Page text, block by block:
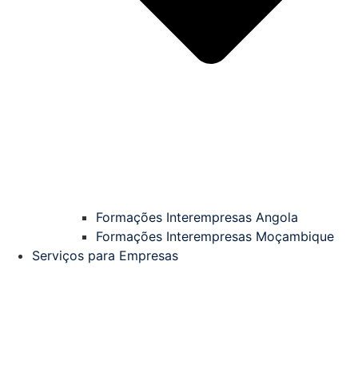
Formações Interempresas Angola
Formações Interempresas Moçambique
Serviços para Empresas